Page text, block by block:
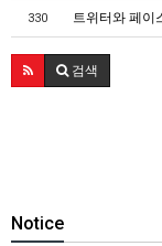
330 트위터와 페이
검색
Notice